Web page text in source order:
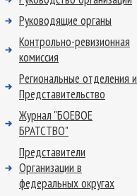
Руководящие органы
Контрольно-ревизионная
комиссия
Региональные отделения и
Представительство
Журнал "БОЕВОЕ
БРАТСТВО"
Представители
Организации в
федеральных округах